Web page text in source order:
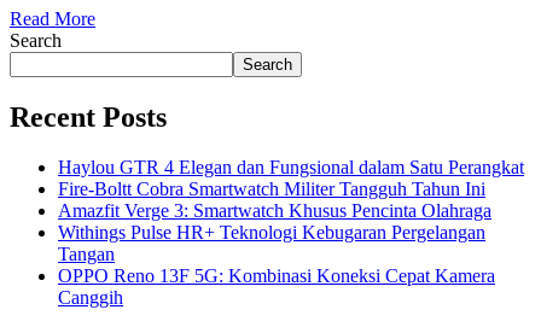
Read More
Search
Search
Recent Posts
Haylou GTR 4 Elegan dan Fungsional dalam Satu Perangkat
Fire-Boltt Cobra Smartwatch Militer Tangguh Tahun Ini
Amazfit Verge 3: Smartwatch Khusus Pencinta Olahraga
Withings Pulse HR+ Teknologi Kebugaran Pergelangan
Tangan
OPPO Reno 13F 5G: Kombinasi Koneksi Cepat Kamera
Canggih